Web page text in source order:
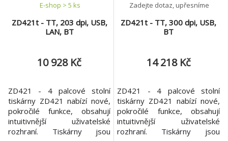
ZD421t - TT, 203 dpi, USB,
LAN, BT
E-shop > 5 ks
10 928 Kč
ZD421 - 4 palcové stolní
tiskárny ZD421 nabízí nové,
pokročilé funkce, obsahují
intuitivnější uživatelské
rozhraní. Tiskárny jsou
ZD421t - TT, 300 dpi, USB,
BT
Zadejte dotaz, upřesníme
14 218 Kč
ZD421 - 4 palcové stolní
tiskárny ZD421 nabízí nové,
pokročilé funkce, obsahují
intuitivnější uživatelské
rozhraní. Tiskárny jsou